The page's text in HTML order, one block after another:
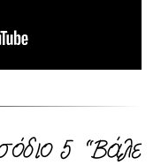
5 “Βάλε